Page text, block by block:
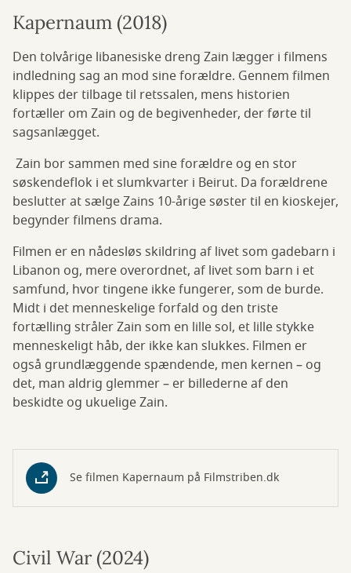
Kapernaum (2018)
Den tolvårige libanesiske dreng Zain lægger i filmens
indledning sag an mod sine forældre. Gennem filmen
klippes der tilbage til retssalen, mens historien
fortæller om Zain og de begivenheder, der førte til
sagsanlægget.
Zain bor sammen med sine forældre og en stor
søskendeflok i et slumkvarter i Beirut. Da forældrene
beslutter at sælge Zains 10-årige søster til en kioskejer,
begynder filmens drama.
Filmen er en nådesløs skildring af livet som gadebarn i
Libanon og, mere overordnet, af livet som barn i et
samfund, hvor tingene ikke fungerer, som de burde.
Midt i det menneskelige forfald og den triste
fortælling stråler Zain som en lille sol, et lille stykke
menneskeligt håb, der ikke kan slukkes. Filmen er
også grundlæggende spændende, men kernen – og
det, man aldrig glemmer – er billederne af den
beskidte og ukuelige Zain.
Se filmen Kapernaum på Filmstriben.dk
Civil War (2024)